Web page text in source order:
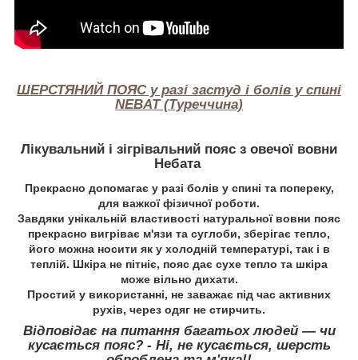
ШЕРСТЯНИЙ ПОЯС у разі застуд і болів у спині
NEBAT (Туреччина)
Лікувальний і зігрівальний пояс з овечої вовни
Небата
Прекрасно допомагає у разі болів у спині та попереку,
для важкої фізичної роботи.
Завдяки унікальній властивості натуральної вовни пояс
прекрасно вигріває м'язи та суглоби, зберігає тепло,
його можна носити як у холодній температурі, так і в
теплій. Шкіра не пітніє, пояс дає сухе тепло та шкіра
може вільно дихати.
Простий у використанні, не заважає під час активних
рухів, через одяг не стирчить.
Відповідає на питання багатьох людей — чи
кусається пояс? - Ні, не кусається, шерсть